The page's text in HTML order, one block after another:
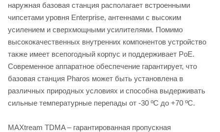
наружная базовая станция располагает встроенными
чипсетами уровня Enterprise, антеннами с высоким
усилением и сверхмощными усилителями. Помимо
высококачественных внутренних компонентов устройство
также имеет всепогодный корпус и поддерживает PoE.
Современное аппаратное обеспечение гарантирует, что
базовая станция Pharos может быть установлена в
различных природных условиях и способна выдерживать
сильные температурные перепады от -30 ºC до +70 ºC.
MAXtream TDMA – гарантированная пропускная